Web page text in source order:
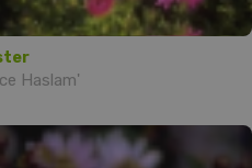
Haslam'